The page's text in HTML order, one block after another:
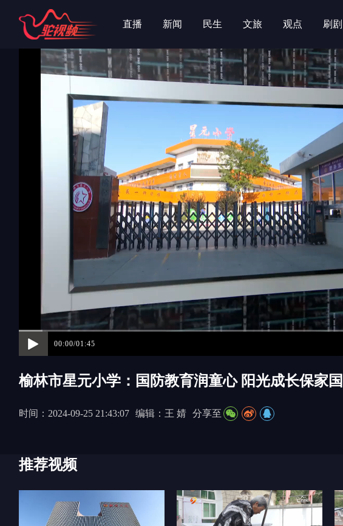
字
字 直播 新闻 民生 文旅 观点 刷剧
专辑
00:00/01:45
榆林市星元小学：国防教育润童心 阳光成长保家国
时间：2024-09-25 21:43:07 编辑：王 婧 分享至
推荐视频